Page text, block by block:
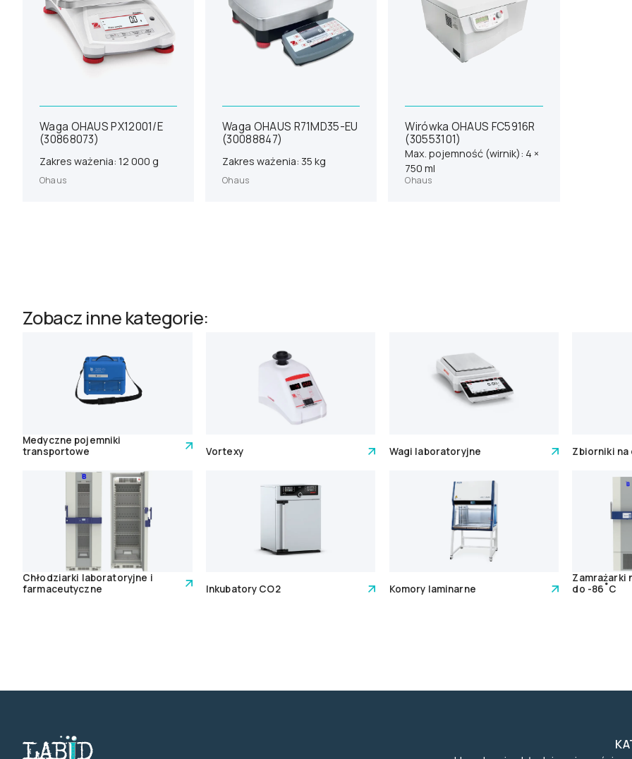
Waga OHAUS PX12001/E
(30868073)
Zakres ważenia: 12 000 g
Ohaus
Waga OHAUS R71MD35-EU
(30088847)
Zakres ważenia: 35 kg
Ohaus
Wirówka OHAUS FC5916R
(30553101)
Max. pojemność (wirnik): 4 ×
750 ml
Ohaus
Zobacz inne kategorie:
Medyczne pojemniki
transportowe
Vortexy Wagi laboratoryjne Zbiorniki na
Chłodziarki laboratoryjne i
farmaceutyczne
Inkubatory CO2 Komory laminarne
Zamrażarki
do -86˚C